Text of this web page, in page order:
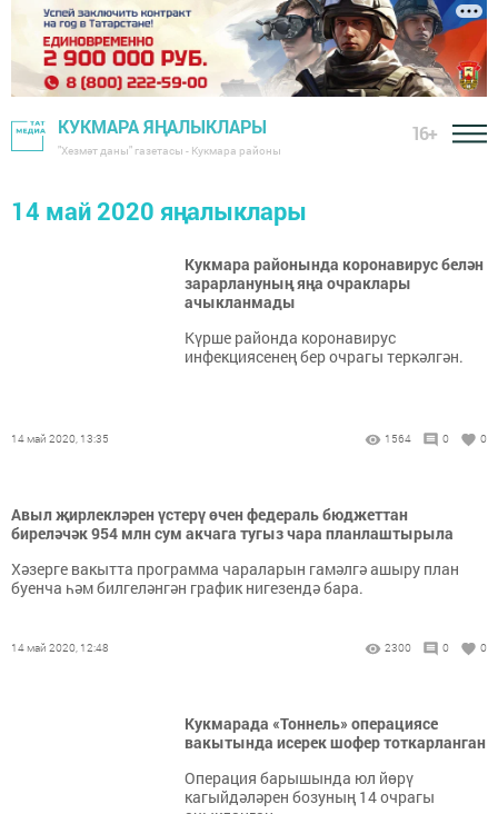
КУКМАРА ЯҢАЛЫКЛАРЫ
"Хезмәт даны" газетасы - Кукмара районы
16+
14 май 2020 яңалыклары
Кукмара районында коронавирус белән
зарарлануның яңа очраклары
ачыкланмады
Күрше районда коронавирус
инфекциясенең бер очрагы теркәлгән.
14 май 2020, 13:35 1564 0 0
Авыл җирлекләрен үстерү өчен федераль бюджеттан
биреләчәк 954 млн сум акчага тугыз чара планлаштырыла
Хәзерге вакытта программа чараларын гамәлгә ашыру план
буенча һәм билгеләнгән график нигезендә бара.
14 май 2020, 12:48 2300 0 0
Кукмарада «Тоннель» операциясе
вакытында исерек шофер тоткарланган
Операция барышында юл йөрү
кагыйдәләрен бозуның 14 очрагы